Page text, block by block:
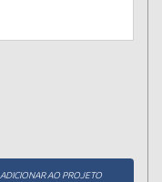
ADICIONAR AO PROJETO